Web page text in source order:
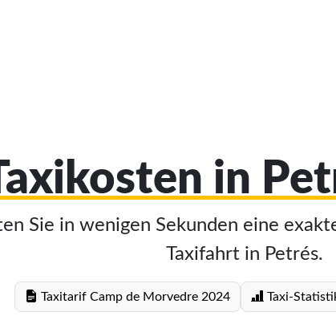
in
Sie in wenigen Sekunden eine
Taxifahrt in Petrés.
Taxitarif Camp de Morvedre 2024 Taxi-